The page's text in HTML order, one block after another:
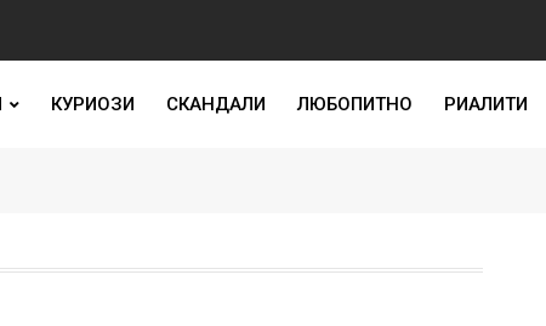
КУРИОЗИ СКАНДАЛИ ЛЮБОПИТНО РИАЛИТИ